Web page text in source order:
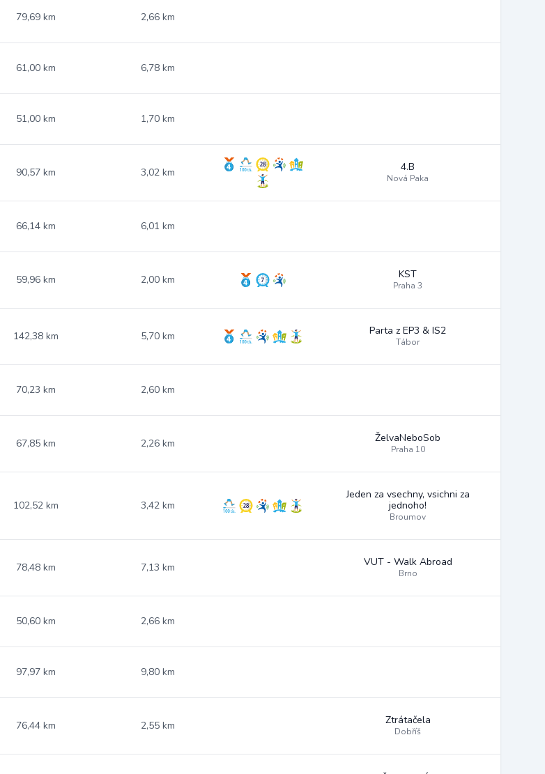
79,69 km 2,66 km
61,00 km 6,78 km
51,00 km 1,70 km
90,57 km 3,02 km 4.B
Nová Paka
66,14 km 6,01 km
59,96 km 2,00 km KST
Praha 3
142,38 km 5,70 km Parta z EP3 & IS2
Tábor
70,23 km 2,60 km
67,85 km 2,26 km ŽelvaNeboSob
Praha 10
102,52 km 3,42 km
Jeden za vsechny, vsichni za
jednoho!
Broumov
78,48 km 7,13 km VUT - Walk Abroad
Brno
50,60 km 2,66 km
97,97 km 9,80 km
76,44 km 2,55 km Ztrátačela
Dobříš